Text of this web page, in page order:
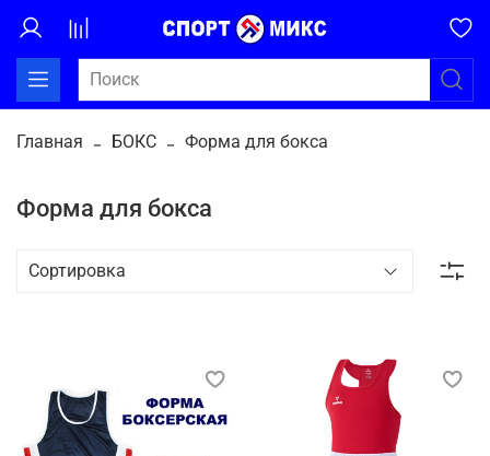
Главная БОКС Форма для бокса
Форма для бокса